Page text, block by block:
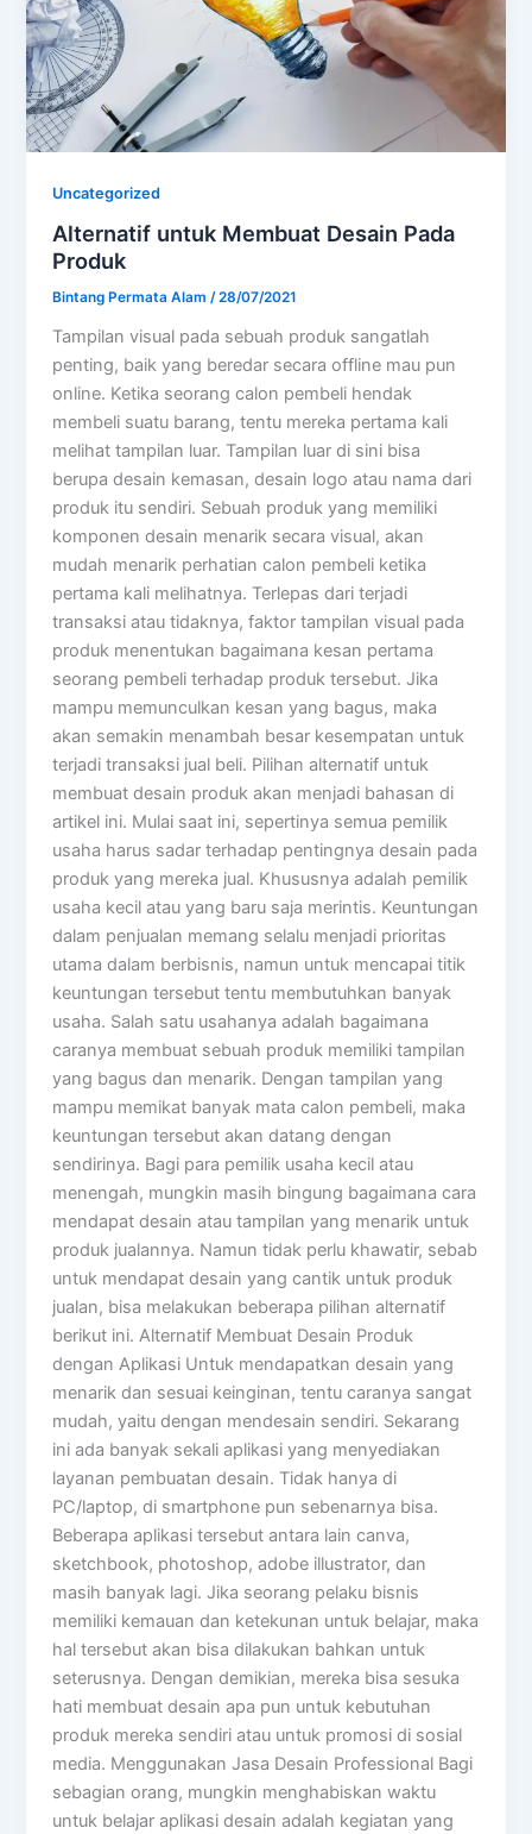
Uncategorized
Alternatif untuk Membuat Desain Pada
Produk
Bintang Permata Alam/28/07/2021
Tampilan visual pada sebuah produk sangatlah
penting, baik yang beredar secara offline mau pun
online. Ketika seorang calon pembeli hendak
membeli suatu barang, tentu mereka pertama kali
melihat tampilan luar. Tampilan luar di sini bisa
berupa desain kemasan, desain logo atau nama dari
produk itu sendiri. Sebuah produk yang memiliki
komponen desain menarik secara visual, akan
mudah menarik perhatian calon pembeli ketika
pertama kali melihatnya. Terlepas dari terjadi
transaksi atau tidaknya, faktor tampilan visual pada
produk menentukan bagaimana kesan pertama
seorang pembeli terhadap produk tersebut. Jika
mampu memunculkan kesan yang bagus, maka
akan semakin menambah besar kesempatan untuk
terjadi transaksi jual beli. Pilihan alternatif untuk
membuat desain produk akan menjadi bahasan di
artikel ini. Mulai saat ini, sepertinya semua pemilik
usaha harus sadar terhadap pentingnya desain pada
produk yang mereka jual. Khususnya adalah pemilik
usaha kecil atau yang baru saja merintis. Keuntungan
dalam penjualan memang selalu menjadi prioritas
utama dalam berbisnis, namun untuk mencapai titik
keuntungan tersebut tentu membutuhkan banyak
usaha. Salah satu usahanya adalah bagaimana
caranya membuat sebuah produk memiliki tampilan
yang bagus dan menarik. Dengan tampilan yang
mampu memikat banyak mata calon pembeli, maka
keuntungan tersebut akan datang dengan
sendirinya. Bagi para pemilik usaha kecil atau
menengah, mungkin masih bingung bagaimana cara
mendapat desain atau tampilan yang menarik untuk
produk jualannya. Namun tidak perlu khawatir, sebab
untuk mendapat desain yang cantik untuk produk
jualan, bisa melakukan beberapa pilihan alternatif
berikut ini. Alternatif Membuat Desain Produk
dengan Aplikasi Untuk mendapatkan desain yang
menarik dan sesuai keinginan, tentu caranya sangat
mudah, yaitu dengan mendesain sendiri. Sekarang
ini ada banyak sekali aplikasi yang menyediakan
layanan pembuatan desain. Tidak hanya di
PC/laptop, di smartphone pun sebenarnya bisa.
Beberapa aplikasi tersebut antara lain canva,
sketchbook, photoshop, adobe illustrator, dan
masih banyak lagi. Jika seorang pelaku bisnis
memiliki kemauan dan ketekunan untuk belajar, maka
hal tersebut akan bisa dilakukan bahkan untuk
seterusnya. Dengan demikian, mereka bisa sesuka
hati membuat desain apa pun untuk kebutuhan
produk mereka sendiri atau untuk promosi di sosial
media. Menggunakan Jasa Desain Professional Bagi
sebagian orang, mungkin menghabiskan waktu
untuk belajar aplikasi desain adalah kegiatan yang